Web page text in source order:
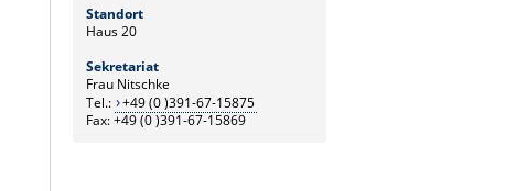
Standort
Haus 20
Sekretariat
Frau Nitschke
Tel.: +49 (0 )391-67-15875
Fax: +49 (0 )391-67-15869